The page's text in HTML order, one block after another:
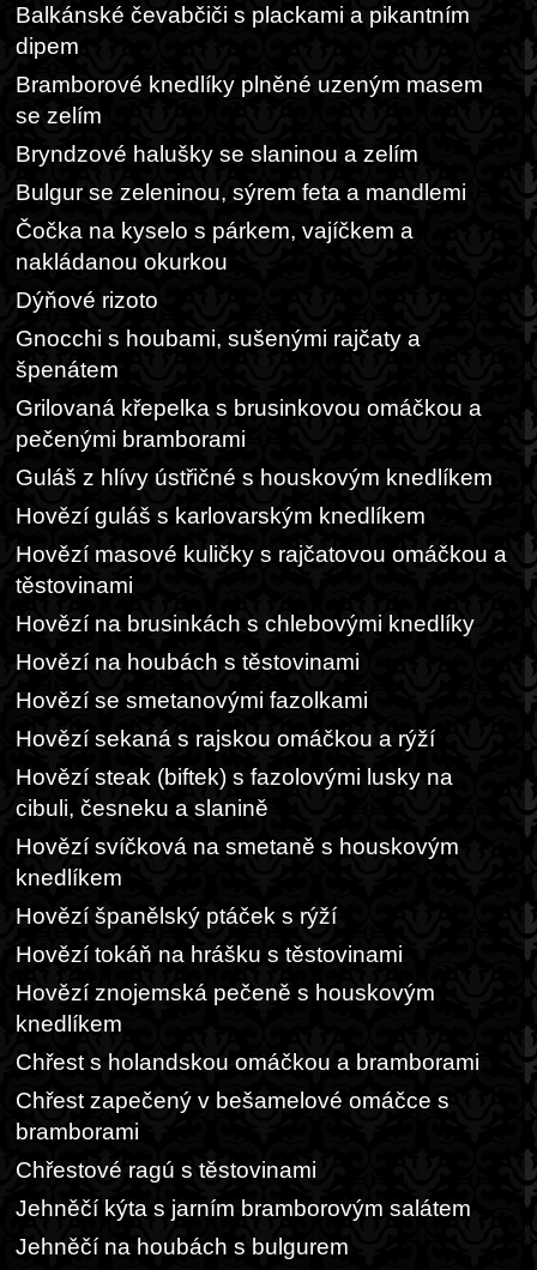
Balkánské čevabčiči s plackami a pikantním
dipem
Bramborové knedlíky plněné uzeným masem
se zelím
Bryndzové halušky se slaninou a zelím
Bulgur se zeleninou, sýrem feta a mandlemi
Čočka na kyselo s párkem, vajíčkem a
nakládanou okurkou
Dýňové rizoto
Gnocchi s houbami, sušenými rajčaty a
špenátem
Grilovaná křepelka s brusinkovou omáčkou a
pečenými bramborami
Guláš z hlívy ústřičné s houskovým knedlíkem
Hovězí guláš s karlovarským knedlíkem
Hovězí masové kuličky s rajčatovou omáčkou a
těstovinami
Hovězí na brusinkách s chlebovými knedlíky
Hovězí na houbách s těstovinami
Hovězí se smetanovými fazolkami
Hovězí sekaná s rajskou omáčkou a rýží
Hovězí steak (biftek) s fazolovými lusky na
cibuli, česneku a slanině
Hovězí svíčková na smetaně s houskovým
knedlíkem
Hovězí španělský ptáček s rýží
Hovězí tokáň na hrášku s těstovinami
Hovězí znojemská pečeně s houskovým
knedlíkem
Chřest s holandskou omáčkou a bramborami
Chřest zapečený v bešamelové omáčce s
bramborami
Chřestové ragú s těstovinami
Jehněčí kýta s jarním bramborovým salátem
Jehněčí na houbách s bulgurem